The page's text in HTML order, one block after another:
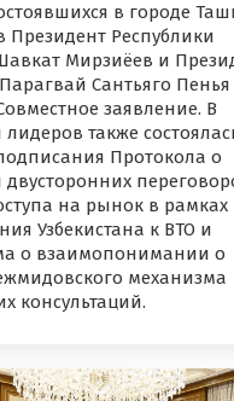
в городе
Президент Республики
Мирзиёев и
Сантьяго Пенья
заявление. В
лидеров также
Протокола о
на рынок в рамках
Узбекистана к ВТО и
о взаимопонимании о
механизма
консультаций.